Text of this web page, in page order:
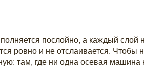
послойно, а каждый
ровно и не отслаивается.
там, где ни одна осевая машина